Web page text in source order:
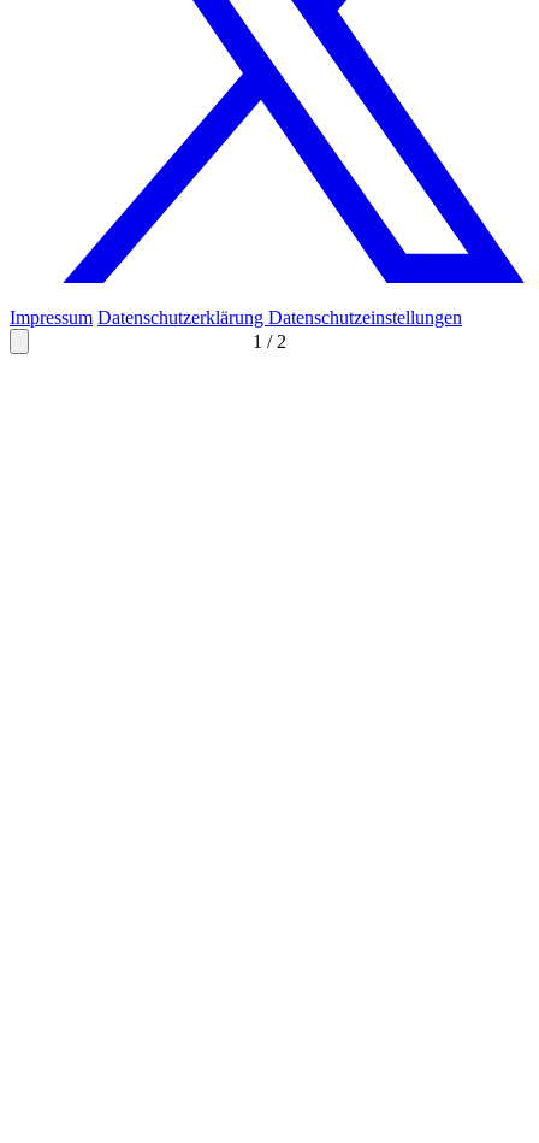
1 / 2
Impressum Datenschutzerklärung Datenschutzeinstellungen